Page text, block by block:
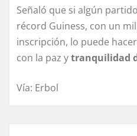
Señaló que si algún
récord Guiness, con un
inscripción, lo puede
con la paz ytranquilidad
Vía: Erbol